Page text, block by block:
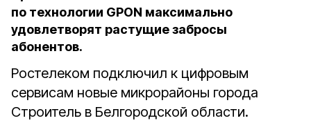
по технологии GPON максимально
удовлетворят растущие забросы
абонентов.
Ростелеком подключил к цифровым
сервисам новые микрорайоны города
Строитель в Белгородской области.